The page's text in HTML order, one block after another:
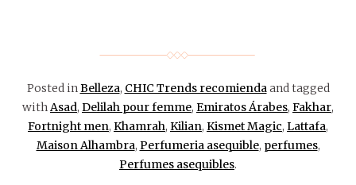
Posted inBelleza, CHIC Trends recomiendaand tagged
withAsad, Delilah pour femme, Emiratos Árabes, Fakhar,
Fortnight men, Khamrah, Kilian, Kismet Magic, Lattafa,
Maison Alhambra, Perfumeria asequible, perfumes,
Perfumes asequibles.